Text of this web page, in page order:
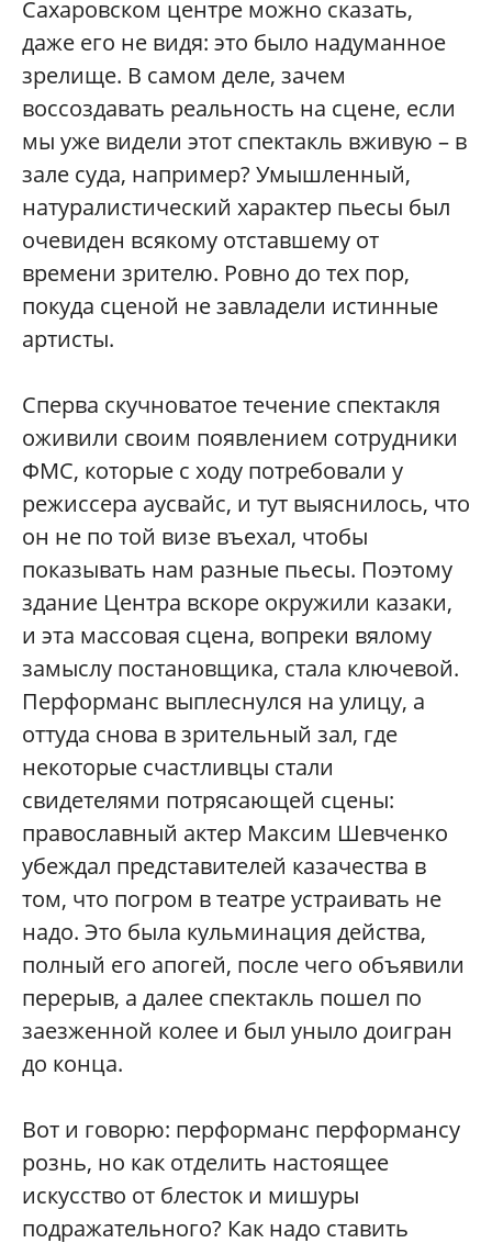
Сахаровском центре можно сказать,
даже его не видя: это было надуманное
зрелище. В самом деле, зачем
воссоздавать реальность на сцене, если
мы уже видели этот спектакль вживую – в
зале суда, например? Умышленный,
натуралистический характер пьесы был
очевиден всякому отставшему от
времени зрителю. Ровно до тех пор,
покуда сценой не завладели истинные
артисты.
Сперва скучноватое течение спектакля
оживили своим появлением сотрудники
ФМС, которые с ходу потребовали у
режиссера аусвайс, и тут выяснилось, что
он не по той визе въехал, чтобы
показывать нам разные пьесы. Поэтому
здание Центра вскоре окружили казаки,
и эта массовая сцена, вопреки вялому
замыслу постановщика, стала ключевой.
Перформанс выплеснулся на улицу, а
оттуда снова в зрительный зал, где
некоторые счастливцы стали
свидетелями потрясающей сцены:
православный актер Максим Шевченко
убеждал представителей казачества в
том, что погром в театре устраивать не
надо. Это была кульминация действа,
полный его апогей, после чего объявили
перерыв, а далее спектакль пошел по
заезженной колее и был уныло доигран
до конца.
Вот и говорю: перформанс перформансу
рознь, но как отделить настоящее
искусство от блесток и мишуры
подражательного? Как надо ставить